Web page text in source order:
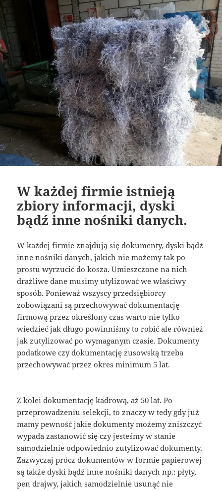
W każdej firmie istnieją
zbiory informacji, dyski
bądź inne nośniki danych.
W każdej firmie znajdują się dokumenty, dyski bądź
inne nośniki danych, jakich nie możemy tak po
prostu wyrzucić do kosza. Umieszczone na nich
drażliwe dane musimy utylizować we właściwy
sposób. Ponieważ wszyscy przedsiębiorcy
zobowiązani są przechowywać dokumentację
firmową przez określony czas warto nie tylko
wiedzieć jak długo powinniśmy to robić ale również
jak zutylizować po wymaganym czasie. Dokumenty
podatkowe czy dokumentację zusowską trzeba
przechowywać przez okres minimum 5 lat.
Z kolei dokumentację kadrową, aż 50 lat. Po
przeprowadzeniu selekcji, to znaczy w tedy gdy już
mamy pewność jakie dokumenty możemy zniszczyć
wypada zastanowić się czy jesteśmy w stanie
samodzielnie odpowiednio zutylizować dokumenty.
Zazwyczaj prócz dokumentów w formie papierowej
są także dyski bądź inne nośniki danych np.: płyty,
pen drajwy, jakich samodzielnie usunąć nie